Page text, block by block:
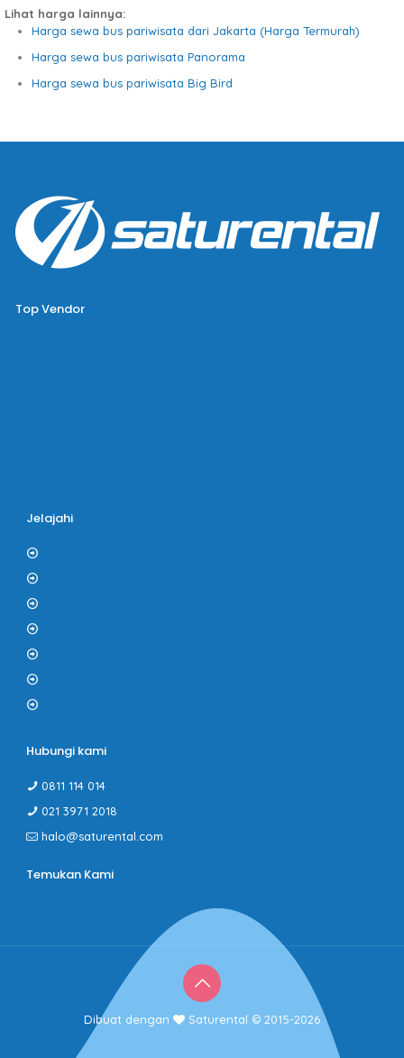
Lihat harga lainnya:
Harga sewa bus pariwisata dari Jakarta (Harga Termurah)
Harga sewa bus pariwisata Panorama
Harga sewa bus pariwisata Big Bird
Top Vendor
Jelajahi
Hubungi kami
0811 114 014
021 3971 2018
halo@saturental.com
Temukan Kami
Dibuat dengan Saturental © 2015-2026